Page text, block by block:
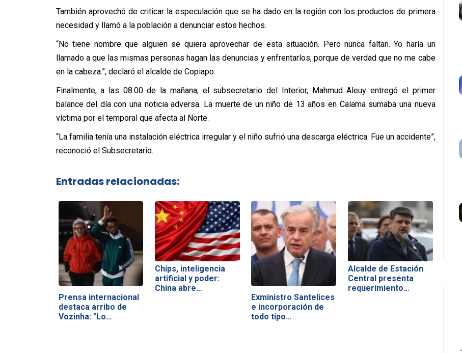
También aprovechó de criticar la especulación que se ha dado en la región con los productos de primera
necesidad y llamó a la población a denunciar estos hechos.
“No tiene nombre que alguien se quiera aprovechar de esta situación. Pero nunca faltan. Yo haría un
llamado a que las mismas personas hagan las denuncias y enfrentarlos, porque de verdad que no me cabe
en la cabeza.”, declaró el alcalde de Copiapo.
Finalmente, a las 08.00 de la mañana, el subsecretario del Interior, Mahmud Aleuy entregó el primer
balance del día con una noticia adversa. La muerte de un niño de 13 años en Calama sumaba una nueva
víctima por el temporal que afecta al Norte.
“La familia tenía una instalación eléctrica irregular y el niño sufrió una descarga eléctrica. Fue un accidente”,
reconoció el Subsecretario.
Entradas relacionadas:
Prensa internacional
destaca arribo de
Vozinha: "Lo…
Chips, inteligencia
artificial y poder:
China abre…
Exministro Santelices
e incorporación de
todo tipo…
Alcalde de Estación
Central presenta
requerimiento…